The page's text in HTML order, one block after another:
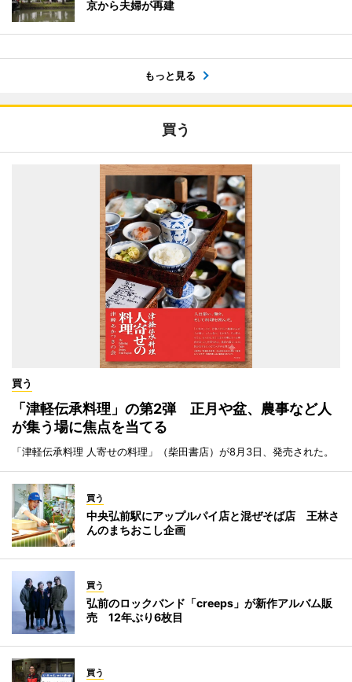
京から夫婦が再建
もっと見る
買う
買う
「津軽伝承料理」の第2弾 正月や盆、農事など人
が集う場に焦点を当てる
「津軽伝承料理 人寄せの料理」（柴田書店）が8月3日、発売された。
買う
中央弘前駅にアップルパイ店と混ぜそば店 王林さ
んのまちおこし企画
買う
弘前のロックバンド「creeps」が新作アルバム販
売 12年ぶり6枚目
買う